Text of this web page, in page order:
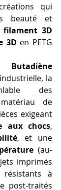
qui
beauté et
3D
3D en PETG
Butadiène
la
des
de
exigeant
aux chocs,
(au-
imprimés
à
post-traités